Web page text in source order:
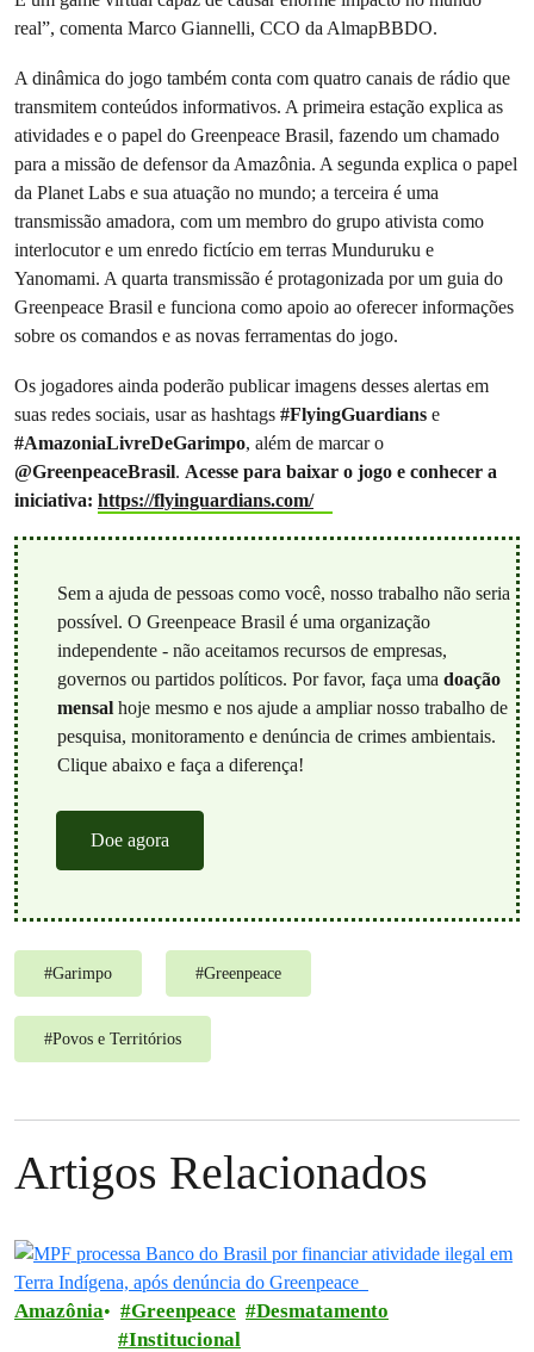
real”, comenta Marco Giannelli, CCO da AlmapBBDO.
A dinâmica do jogo também conta com quatro canais de rádio que
transmitem conteúdos informativos. A primeira estação explica as
atividades e o papel do Greenpeace Brasil, fazendo um chamado
para a missão de defensor da Amazônia. A segunda explica o papel
da Planet Labs e sua atuação no mundo; a terceira é uma
transmissão amadora, com um membro do grupo ativista como
interlocutor e um enredo fictício em terras Munduruku e
Yanomami. A quarta transmissão é protagonizada por um guia do
Greenpeace Brasil e funciona como apoio ao oferecer informações
sobre os comandos e as novas ferramentas do jogo.
Os jogadores ainda poderão publicar imagens desses alertas em
suas redes sociais, usar as hashtags #FlyingGuardians e
#AmazoniaLivreDeGarimpo, além de marcar o
@GreenpeaceBrasil. Acesse para baixar o jogo e conhecer a
iniciativa: https://flyinguardians.com/
Sem a ajuda de pessoas como você, nosso trabalho não seria
possível. O Greenpeace Brasil é uma organização
independente - não aceitamos recursos de empresas,
governos ou partidos políticos. Por favor, faça uma doação
mensalhoje mesmo e nos ajude a ampliar nosso trabalho de
pesquisa, monitoramento e denúncia de crimes ambientais.
Clique abaixo e faça a diferença!
Doe agora
#Garimpo #Greenpeace
#Povos e Territórios
Artigos Relacionados
Amazônia Greenpeace
Desmatamento
Institucional